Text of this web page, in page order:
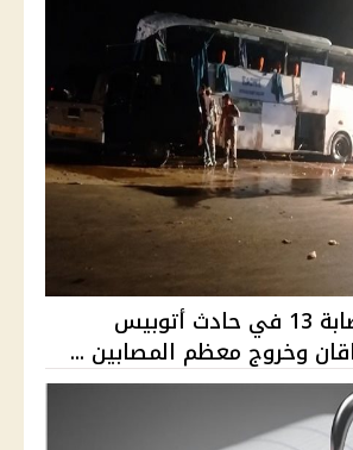
وفاة طفل وإصابة 13 في حادث أتوبيس
وخروج معظم المصابين ...